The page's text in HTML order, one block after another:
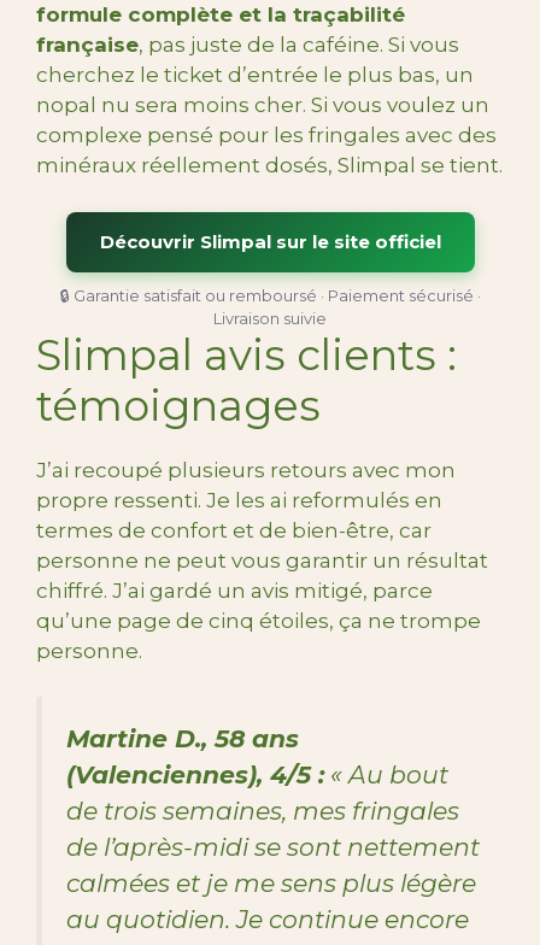
formule complète et la traçabilité
française, pas juste de la caféine. Si vous
cherchez le ticket d’entrée le plus bas, un
nopal nu sera moins cher. Si vous voulez un
complexe pensé pour les fringales avec des
minéraux réellement dosés, Slimpal se tient.
Découvrir Slimpal sur le site officiel
🔒 Garantie satisfait ou remboursé · Paiement sécurisé ·
Livraison suivie
Slimpal avis clients :
témoignages
J’ai recoupé plusieurs retours avec mon
propre ressenti. Je les ai reformulés en
termes de confort et de bien-être, car
personne ne peut vous garantir un résultat
chiffré. J’ai gardé un avis mitigé, parce
qu’une page de cinq étoiles, ça ne trompe
personne.
Martine D., 58 ans
(Valenciennes), 4/5 :« Au bout
de trois semaines, mes fringales
de l’après-midi se sont nettement
calmées et je me sens plus légère
au quotidien. Je continue encore